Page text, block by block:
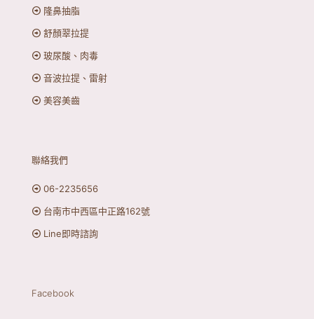
隆鼻抽脂
舒顏翠拉提
玻尿酸、肉毒
音波拉提、雷射
美容美齒
聯絡我們
06-2235656
台南市中西區中正路162號
Line即時諮詢
Facebook